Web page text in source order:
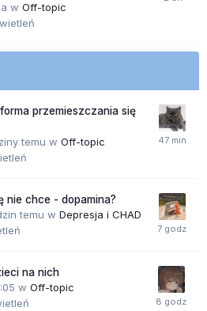
w Off-topic
przemieszczania się
temu w Off-topic
nie chce - dopamina?
temu w Depresja i CHAD
na nich
w Off-topic